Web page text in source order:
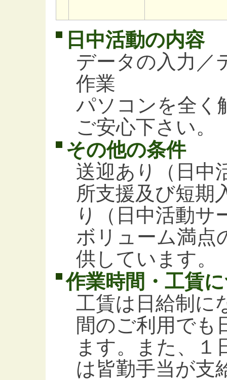
日中活動の内容
データの入力／
作業
パソコンを全く
ご安心下さい。
その他の条件
送迎あり（日中
所支援及び短期
り（日中活動サ
ボリューム満点
供しています。
作業時間・工賃
工賃は日給制に
間のご利用でも
ます。また、１
は皆勤手当が支